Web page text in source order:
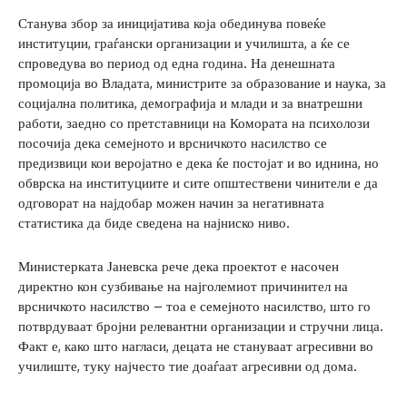
Станува збор за иницијатива која обединува повеќе
институции, граѓански организации и училишта, а ќе се
спроведува во период од една година. На денешната
промоција во Владата, министрите за образование и наука, за
социјална политика, демографија и млади и за внатрешни
работи, заедно со претставници на Комората на психолози
посочија дека семејното и врсничкото насилство се
предизвици кои веројатно е дека ќе постојат и во иднина, но
обврска на институциите и сите општествени чинители е да
одговорат на најдобар можен начин за негативната
статистика да биде сведена на најниско ниво.
Министерката Јаневска рече дека проектот е насочен
директно кон сузбивање на најголемиот причинител на
врсничкото насилство – тоа е семејното насилство, што го
потврдуваат бројни релевантни организации и стручни лица.
Факт е, како што нагласи, децата не стануваат агресивни во
училиште, туку најчесто тие доаѓаат агресивни од дома.